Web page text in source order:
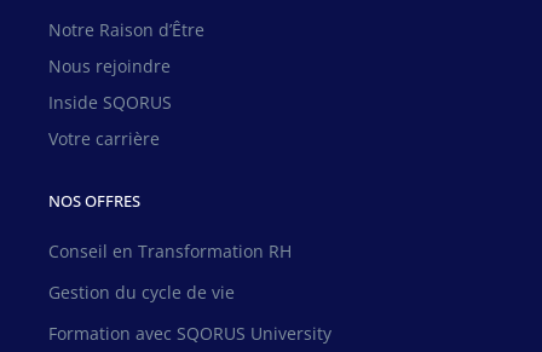
Notre Raison d’Être
Nous rejoindre
Inside SQORUS
Votre carrière
NOS OFFRES
Conseil en Transformation RH
Gestion du cycle de vie
Formation avec SQORUS University